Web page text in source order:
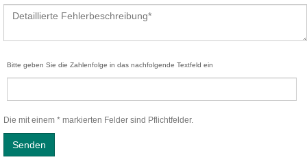
Bitte geben Sie die Zahlenfolge in das nachfolgende Textfeld ein
Die mit einem * markierten Felder sind Pflichtfelder.